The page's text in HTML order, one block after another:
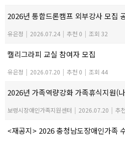
2026년 통합드론캠프 외부강사 모집
유은정 | 2026.07.24 | 추천 0 | 조회 32
캘리그라피 교실 참여자 모집
유은정 | 2026.07.20 | 추천 0 | 조회 44
2026년 가족역량강화 가족휴식지원(
보령시장애인가족지원센터 | 2026.07.20 | 추
<재공지> 2026 충청남도장애인가족